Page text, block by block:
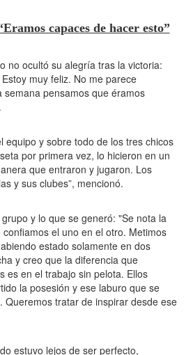
capaces de hacer esto”
no ocultó su alegría tras la victoria:
muy feliz. No me parece
pensamos que éramos
equipo y sobre todo de los tres chicos
por primera vez, lo hicieron en un
que entraron y jugaron. Los
y sus clubes”, mencionó.
y lo que se generó: "Se nota la
el uno en el otro. Metimos
estado solamente en dos
y creo que la diferencia que
es en el trabajo sin pelota. Ellos
la posesión y ese laburo que se
Queremos tratar de inspirar desde ese
estuvo lejos de ser perfecto,